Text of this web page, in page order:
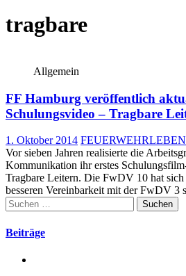
tragbare
Allgemein
FF Hamburg veröffentlich
Schulungsvideo – Tragbare
1. Oktober 2014 FEUERWEHRLEBEN
Vor sieben Jahren realisierte die
Kommunikation ihr erstes
Tragbare Leitern. Die FwDV 10 hat
besseren Vereinbarkeit mit der FwDV 3
Suchen
nach:
Beiträge